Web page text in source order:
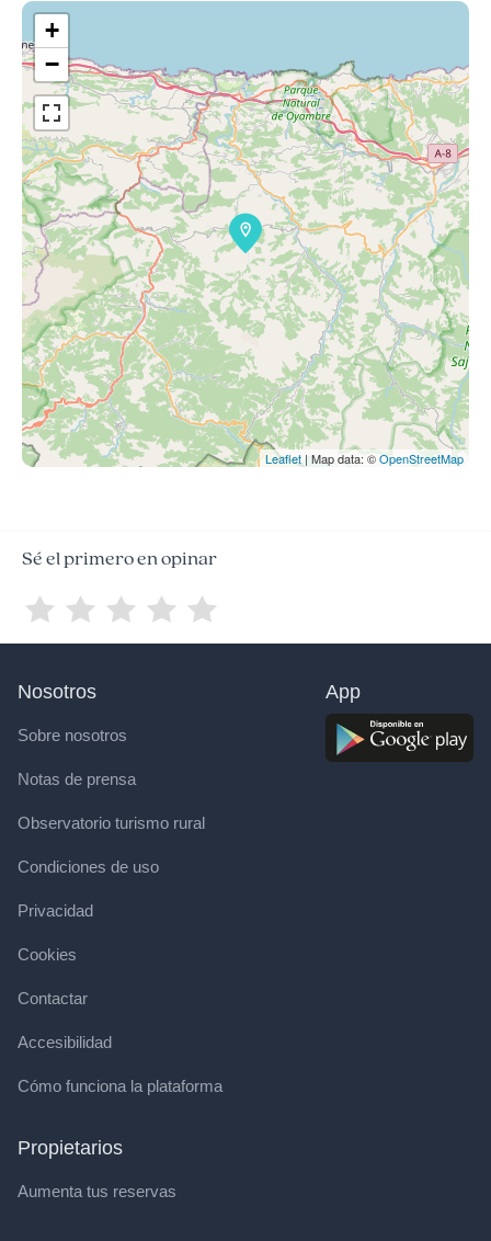
+
−
Leaflet | Map data: ©OpenStreetMap
Sé el primero en opinar
Nosotros
Sobre nosotros
Notas de prensa
Observatorio turismo rural
Condiciones de uso
Privacidad
Cookies
Contactar
Accesibilidad
Cómo funciona la plataforma
Propietarios
Aumenta tus reservas
App